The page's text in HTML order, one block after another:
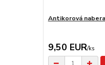
Antikorová
9,50 EUR/ks